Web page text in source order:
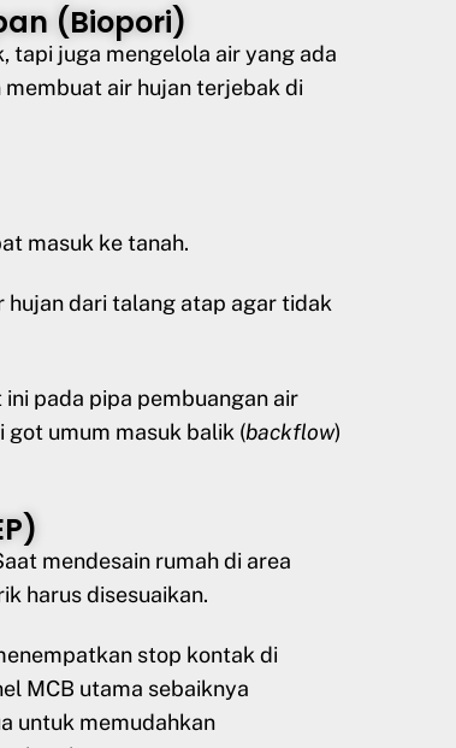
(Biopori)
tapi juga mengelola air yang ada
air hujan terjebak di
masuk ke tanah.
hujan dari talang atap agar tidak
ini pada pipa pembuangan air
umum masuk balik (backflow)
mendesain rumah di area
harus disesuaikan.
stop kontak di
MCB utama sebaiknya
untuk memudahkan